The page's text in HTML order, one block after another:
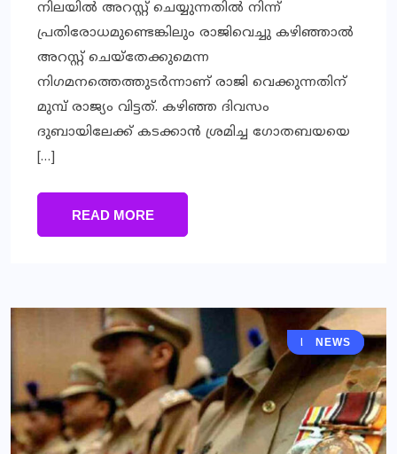
നിലയില്‍ അറസ്റ്റ് ചെയ്യുന്നതില്‍ നിന്ന്
പ്രതിരോധമുണ്ടെങ്കിലും രാജിവെച്ചു കഴിഞ്ഞാല്‍
അറസ്റ്റ് ചെയ്തേക്കുമെന്ന
നിഗമനത്തെത്തുടര്‍ന്നാണ് രാജി വെക്കുന്നതിന്
മുമ്പ് രാജ്യം വിട്ടത്. കഴിഞ്ഞ ദിവസം
ദുബായിലേക്ക് കടക്കാന്‍ ശ്രമിച്ച ഗോതബയയെ
[…]
READ MORE
KERALA
NEWS